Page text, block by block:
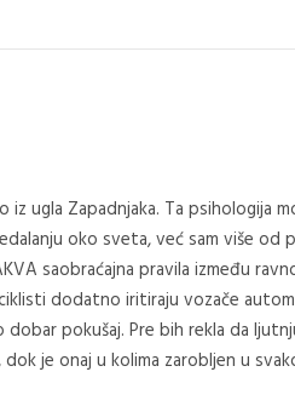
iz ugla Zapadnjaka. Ta psihologija
oko sveta, već sam više od
saobraćajna pravila između
dodatno iritiraju vozače
pokušaj. Pre bih rekla da
je onaj u kolima zarobljen u